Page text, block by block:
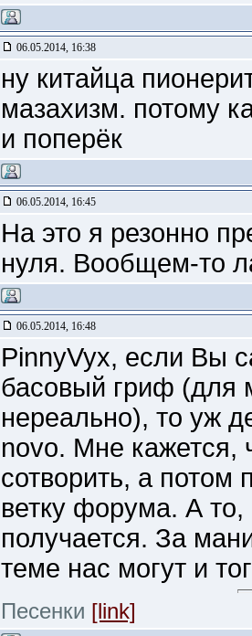
06.05.2014, 16:38
ну китайца
мазахизм. потому
и поперёк
06.05.2014, 16:45
На это я резонно
нуля. Вообщем-то
06.05.2014, 16:48
PinnyVyx, если Вы
басовый гриф (для
нереально), то уж
novo. Мне кажется,
сотворить, а потом
ветку форума. А
получается. За
теме нас могут и
Песенки [link]